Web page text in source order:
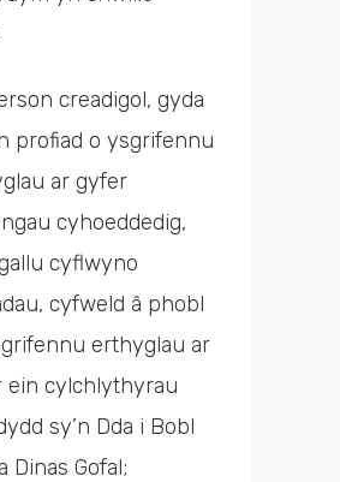
creadigol, gyda
profiad o ysgrifennu
ar gyfer
cyhoeddedig,
cyflwyno
cyfweld â phobl
erthyglau ar
ein cylchlythyrau
sy’n Dda i Bobl
Dinas Gofal;